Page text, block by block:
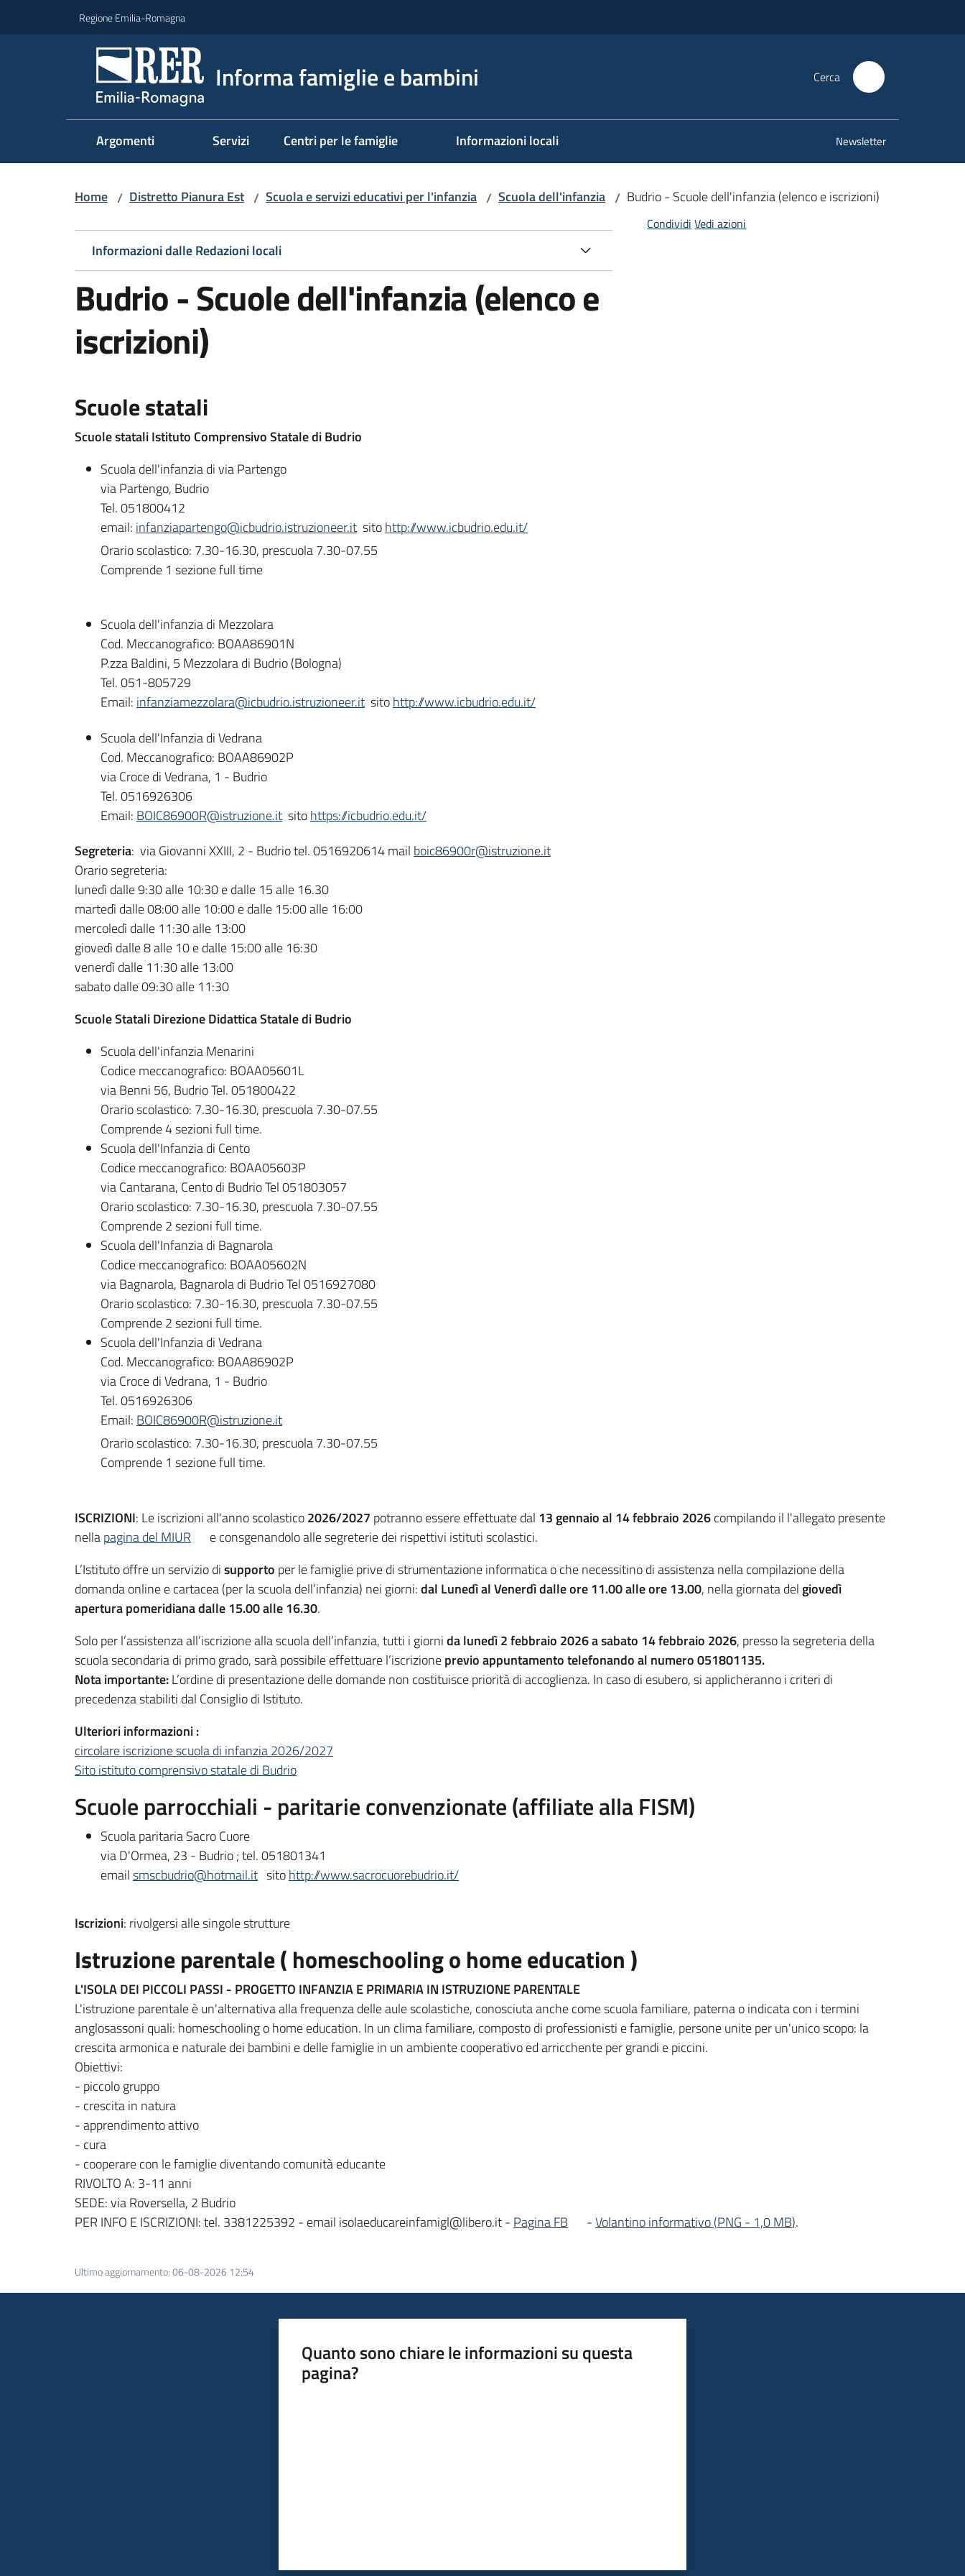
Regione Emilia-Romagna
Informa famiglie e bambini Cerca
Argomenti Servizi Centri per le famiglie Informazioni locali Newsletter
Home / Distretto Pianura Est / Scuola e servizi educativi per l'infanzia / Scuola dell'infanzia / Budrio - Scuole dell'infanzia (elenco e iscrizioni)
Informazioni dalle Redazioni locali
Budrio - Scuole dell'infanzia (elenco e
iscrizioni)
Condividi Vedi azioni
Scuole statali
Scuole statali Istituto Comprensivo Statale di Budrio
Scuola dell'infanzia di via Partengo
via Partengo, Budrio
Tel. 051800412
email: infanziapartengo@icbudrio.istruzioneer.it sitohttp://www.icbudrio.edu.it/
Orario scolastico: 7.30-16.30, prescuola 7.30-07.55
Comprende 1 sezione full time
Scuola dell'infanzia di Mezzolara
Cod. Meccanografico: BOAA86901N
P.zza Baldini, 5 Mezzolara di Budrio (Bologna)
Tel. 051-805729
Email: infanziamezzolara@icbudrio.istruzioneer.it sitohttp://www.icbudrio.edu.it/
Scuola dell'Infanzia di Vedrana
Cod. Meccanografico: BOAA86902P
via Croce di Vedrana, 1 - Budrio
Tel. 0516926306
Email: BOIC86900R@istruzione.it sitohttps://icbudrio.edu.it/
Segreteria: via Giovanni XXIII, 2 - Budrio tel. 0516920614 mail boic86900r@istruzione.it
Orario segreteria:
lunedì dalle 9:30 alle 10:30 e dalle 15 alle 16.30
martedì dalle 08:00 alle 10:00 e dalle 15:00 alle 16:00
mercoledì dalle 11:30 alle 13:00
giovedì dalle 8 alle 10 e dalle 15:00 alle 16:30
venerdì dalle 11:30 alle 13:00
sabato dalle 09:30 alle 11:30
Scuole Statali Direzione Didattica Statale di Budrio
Scuola dell'infanzia Menarini
Codice meccanografico: BOAA05601L
via Benni 56, Budrio Tel. 051800422
Orario scolastico: 7.30-16.30, prescuola 7.30-07.55
Comprende 4 sezioni full time.
Scuola dell'Infanzia di Cento
Codice meccanografico: BOAA05603P
via Cantarana, Cento di Budrio Tel 051803057
Orario scolastico: 7.30-16.30, prescuola 7.30-07.55
Comprende 2 sezioni full time.
Scuola dell'Infanzia di Bagnarola
Codice meccanografico: BOAA05602N
via Bagnarola, Bagnarola di Budrio Tel 0516927080
Orario scolastico: 7.30-16.30, prescuola 7.30-07.55
Comprende 2 sezioni full time.
Scuola dell'Infanzia di Vedrana
Cod. Meccanografico: BOAA86902P
via Croce di Vedrana, 1 - Budrio
Tel. 0516926306
Email: BOIC86900R@istruzione.it
Orario scolastico: 7.30-16.30, prescuola 7.30-07.55
Comprende 1 sezione full time.
ISCRIZIONI: Le iscrizioni all'anno scolastico2026/2027 potranno essere effettuate dal 13 gennaio al 14 febbraio 2026compilando il l'allegato presente
nellapagina del MIUR
e consgenandolo alle segreterie dei rispettivi istituti scolastici.
L’Istituto offre un servizio disupporto per le famiglie prive di strumentazione informatica o che necessitino di assistenza nella compilazione della
domanda online e cartacea (per la scuola dell’infanzia) nei giorni:dal Lunedì al Venerdì dalle ore 11.00 alle ore 13.00, nella giornata del giovedì
apertura pomeridiana dalle 15.00 alle 16.30.
Solo per l’assistenza all’iscrizione alla scuola dell’infanzia, tutti i giornida lunedì 2 febbraio 2026 a sabato 14 febbraio 2026, presso la segreteria della
scuola secondaria di primo grado, sarà possibile effettuare l’iscrizioneprevio appuntamento telefonando al numero 051801135.
Nota importante:L’ordine di presentazione delle domande non costituisce priorità di accoglienza. In caso di esubero, si applicheranno i criteri di
precedenza stabiliti dal Consiglio di Istituto.
Ulteriori informazioni :
circolare iscrizione scuola di infanzia 2026/2027
Sito istituto comprensivo statale di Budrio
Scuole parrocchiali - paritarie convenzionate (affiliate alla FISM)
Scuola paritaria Sacro Cuore
via D'Ormea, 23 - Budrio ; tel. 051801341
emailsmscbudrio@hotmail.it sitohttp://www.sacrocuorebudrio.it/
Iscrizioni: rivolgersi alle singole strutture
Istruzione parentale ( homeschooling o home education )
L'ISOLA DEI PICCOLI PASSI - PROGETTO INFANZIA E PRIMARIA IN ISTRUZIONE PARENTALE
L'istruzione parentale è un'alternativa alla frequenza delle aule scolastiche, conosciuta anche come scuola familiare, paterna o indicata con i termini
anglosassoni quali: homeschooling o home education. In un clima familiare, composto di professionisti e famiglie, persone unite per un'unico scopo: la
crescita armonica e naturale dei bambini e delle famiglie in un ambiente cooperativo ed arricchente per grandi e piccini.
Obiettivi:
- piccolo gruppo
- crescita in natura
- apprendimento attivo
- cura
- cooperare con le famiglie diventando comunità educante
RIVOLTO A: 3-11 anni
SEDE: via Roversella, 2 Budrio
PER INFO E ISCRIZIONI: tel. 3381225392 - email isolaeducareinfamigl@libero.it - Pagina FB -Volantino informativo(PNG - 1,0 MB).
Ultimo aggiornamento:06-08-2026 12:54
Quanto sono chiare le informazioni su questa
pagina?